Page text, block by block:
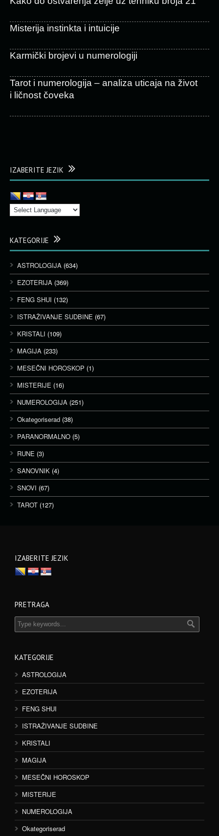
Misterija instinkta i intuicije
Karmički brojevi u numerologiji
Tarot i numerologija – analiza uticaja na život
i ličnost čoveka
IZABERITE JEZIK
KATEGORIJE
ASTROLOGIJA (634)
EZOTERIJA (369)
FENG SHUI (132)
ISTRAŽIVANJE SUDBINE (67)
KRISTALI (109)
MAGIJA (233)
MESEČNI HOROSKOP (1)
MISTERIJE (16)
NUMEROLOGIJA (251)
Okategoriserad (38)
PARANORMALNO (5)
RUNE (3)
SANOVNIK (4)
SNOVI (67)
TAROT (127)
IZABERITE JEZIK
PRETRAGA
KATEGORIJE
ASTROLOGIJA
EZOTERIJA
FENG SHUI
ISTRAŽIVANJE SUDBINE
KRISTALI
MAGIJA
MESEČNI HOROSKOP
MISTERIJE
NUMEROLOGIJA
Okategoriserad